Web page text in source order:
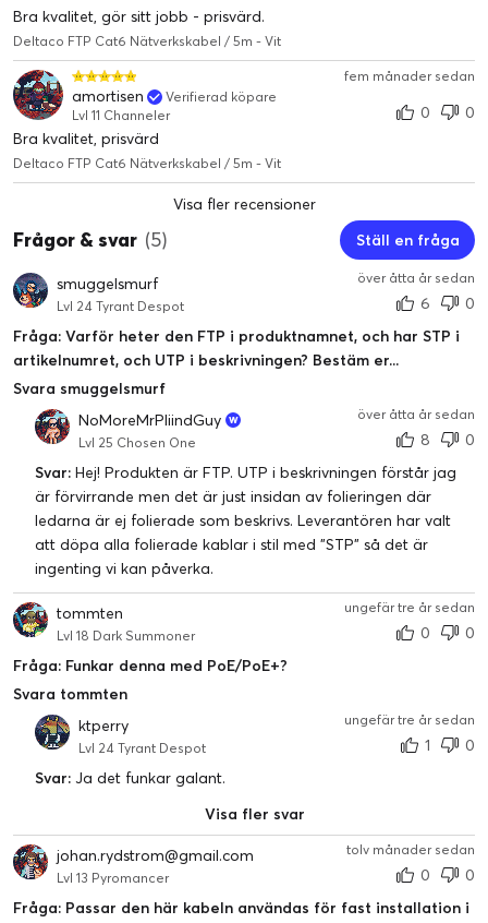
Bra kvalitet, gör sitt jobb - prisvärd.
Deltaco FTP Cat6 Nätverkskabel / 5m - Vit
fem månader sedan
amortisen
Verifierad köpare
Lvl 11 Channeler
0
0
Bra kvalitet, prisvärd
Deltaco FTP Cat6 Nätverkskabel / 5m - Vit
Visa fler recensioner
Frågor & svar (5) Ställ en fråga
smuggelsmurf
Lvl 24 Tyrant Despot
över åtta år sedan
6
0
Fråga: Varför heter den FTP i produktnamnet, och har STP i
artikelnumret, och UTP i beskrivningen? Bestäm er...
Svara smuggelsmurf
NoMoreMrPliindGuy
Lvl 25 Chosen One
över åtta år sedan
8
0
Svar: Hej! Produkten är FTP. UTP i beskrivningen förstår jag
är förvirrande men det är just insidan av folieringen där
ledarna är ej folierade som beskrivs. Leverantören har valt
att döpa alla folierade kablar i stil med "STP" så det är
ingenting vi kan påverka.
tommten
Lvl 18 Dark Summoner
ungefär tre år sedan
0
0
Fråga: Funkar denna med PoE/PoE+?
Svara tommten
ktperry
Lvl 24 Tyrant Despot
ungefär tre år sedan
1
0
Svar: Ja det funkar galant.
Visa fler svar
johan.rydstrom@gmail.com
Lvl 13 Pyromancer
tolv månader sedan
0
0
Fråga: Passar den här kabeln användas för fast installation i